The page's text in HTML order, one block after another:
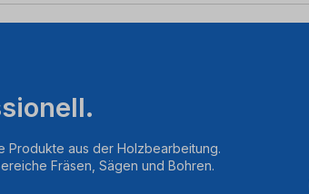
Produkte aus der Holzbearbeitung.
Fräsen, Sägen und Bohren.